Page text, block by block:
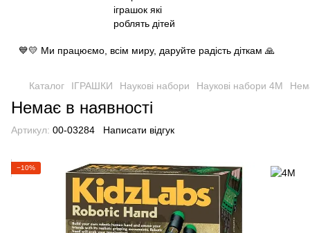
💙💛 Ми працюємо, всім миру, даруйте радість діткам 🙏
Каталог ІГРАШКИ Наукові набори Наукові набори 4M
Немає в наявності
Артикул: 00-03284 Написати відгук
−10%